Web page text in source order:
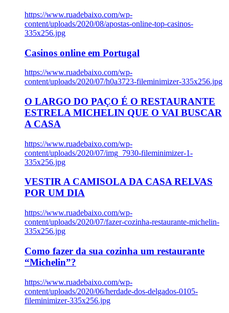
https://www.ruadebaixo.com/wp-
content/uploads/2020/08/apostas-online-top-casinos-
335x256.jpg
Casinos online em Portugal
https://www.ruadebaixo.com/wp-
content/uploads/2020/07/h0a3723-fileminimizer-335x256.jpg
O LARGO DO PAÇO É O RESTAURANTE
ESTRELA MICHELIN QUE O VAI BUSCAR
A CASA
https://www.ruadebaixo.com/wp-
content/uploads/2020/07/img_7930-fileminimizer-1-
335x256.jpg
VESTIR A CAMISOLA DA CASA RELVAS
POR UM DIA
https://www.ruadebaixo.com/wp-
content/uploads/2020/07/fazer-cozinha-restaurante-michelin-
335x256.jpg
Como fazer da sua cozinha um restaurante
“Michelin”?
https://www.ruadebaixo.com/wp-
content/uploads/2020/06/herdade-dos-delgados-0105-
fileminimizer-335x256.jpg